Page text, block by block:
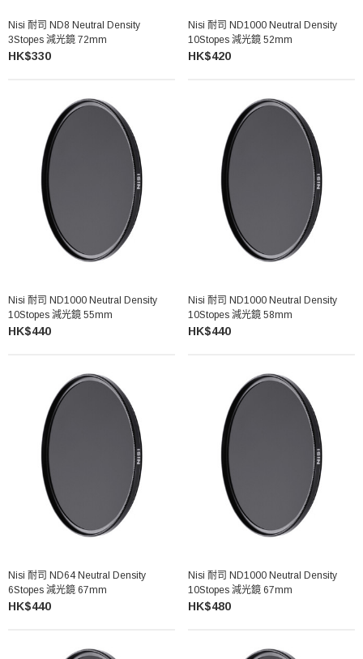
Nisi 耐司 ND8 Neutral Density
3Stopes 減光鏡 72mm
HK$330
Nisi 耐司 ND1000 Neutral Density
10Stopes 減光鏡 52mm
HK$420
Nisi 耐司 ND1000 Neutral Density
10Stopes 減光鏡 55mm
HK$440
Nisi 耐司 ND1000 Neutral Density
10Stopes 減光鏡 58mm
HK$440
Nisi 耐司 ND64 Neutral Density
6Stopes 減光鏡 67mm
HK$440
Nisi 耐司 ND1000 Neutral Density
10Stopes 減光鏡 67mm
HK$480